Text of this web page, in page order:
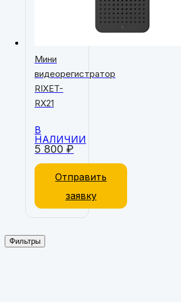
5 800 ₽
Мини
видеорегистратор
RIXET-
RX21
В
НАЛИЧИИ
Отправить
заявку
Фильтры